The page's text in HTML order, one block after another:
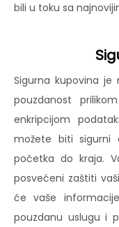
bili u toku sa
Sigurna kupovina
pouzdanost
enkripcijom
možete biti sigurni
početka do kraja.
posvećeni zaštiti
će vaše
pouzdanu uslugu i